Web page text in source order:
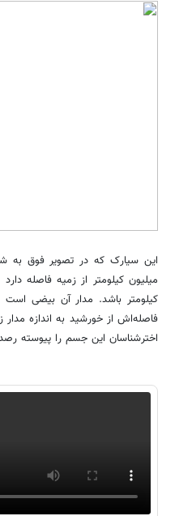
کیلومتر باشد. مدار آن بیضی است
فاصله‌اش از خورشید به اندازه
اخترشناسان این جسم را پیوسته